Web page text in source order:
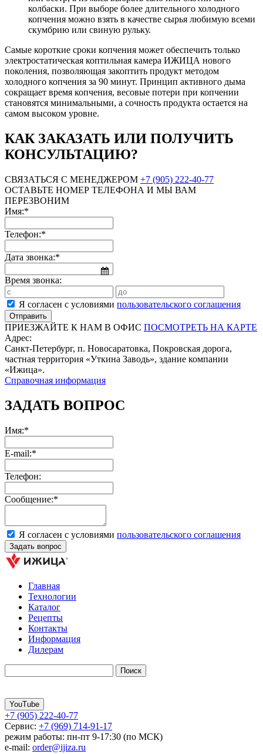
колбаски. При выборе более длительного холодного
копчения можно взять в качестве сырья любимую всеми
скумбрию или свиную рульку.
Самые короткие сроки копчения может обеспечить только
электростатическая коптильная камера ИЖИЦА нового
поколения, позволяющая закоптить продукт методом
холодного копчения за 90 минут. Принцип активного дыма
сокращает время копчения, весовые потери при копчении
становятся минимальными, а сочность продукта остается на
самом высоком уровне.
КАК ЗАКАЗАТЬ ИЛИ ПОЛУЧИТЬ
КОНСУЛЬТАЦИЮ?
СВЯЗАТЬСЯ С МЕНЕДЖЕРОМ +7 (905) 222-40-77
ОСТАВЬТЕ НОМЕР ТЕЛЕФОНА И МЫ ВАМ
ПЕРЕЗВОНИМ
Имя:*
Телефон:*
Дата звонка:*
Время звонка:
Я согласен с условиями пользовательского соглашения
ПРИЕЗЖАЙТЕ К НАМ В ОФИС ПОСМОТРЕТЬ НА КАРТЕ
Адрес:
Санкт-Петербург, п. Новосаратовка, Покровская дорога,
частная территория «Уткина Заводь», здание компании
«Ижица».
Справочная информация
ЗАДАТЬ ВОПРОС
Имя:*
E-mail:*
Телефон:
Сообщение:*
Я согласен с условиями пользовательского соглашения
Главная
Технологии
Каталог
Рецепты
Контакты
Информация
Дилерам
YouTube
+7 (905) 222-40-77
Сервис: +7 (969) 714-91-17
режим работы: пн-пт 9-17:30 (по МСК)
e-mail: order@ijiza.ru